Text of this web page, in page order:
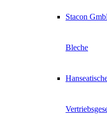
Stacon
Bleche